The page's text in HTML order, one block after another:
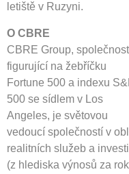
letiště v Ruzyni.
O CBRE
CBRE Group, společnost
figurující na žebříčku
Fortune 500 a indexu
500 se sídlem v Los
Angeles, je světovou
vedoucí společností v
realitních služeb a
(z hlediska výnosů za rok